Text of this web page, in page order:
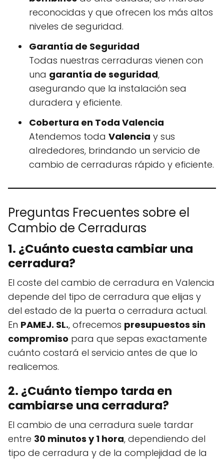
reconocidas y que ofrecen los más altos
niveles de seguridad.
Garantía de Seguridad
Todas nuestras cerraduras vienen con
una garantía de seguridad,
asegurando que la instalación sea
duradera y eficiente.
Cobertura en Toda Valencia
Atendemos toda Valencia y sus
alrededores, brindando un servicio de
cambio de cerraduras rápido y eficiente.
Preguntas Frecuentes sobre el
Cambio de Cerraduras
1. ¿Cuánto cuesta cambiar una
cerradura?
El coste del cambio de cerradura en Valencia
depende del tipo de cerradura que elijas y
del estado de la puerta o cerradura actual.
En PAMEJ. SL., ofrecemos presupuestos sin
compromiso para que sepas exactamente
cuánto costará el servicio antes de que lo
realicemos.
2. ¿Cuánto tiempo tarda en
cambiarse una cerradura?
El cambio de una cerradura suele tardar
entre 30 minutos y 1 hora, dependiendo del
tipo de cerradura y de la complejidad de la